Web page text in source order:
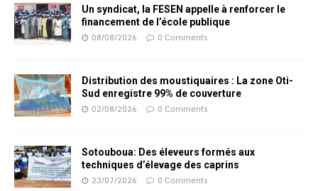
Un syndicat, la FESEN appelle à renforcer le
financement de l’école publique
08/08/2026 0 Comments
Distribution des moustiquaires : La zone Oti-
Sud enregistre 99% de couverture
02/08/2026 0 Comments
Sotouboua: Des éleveurs formés aux
techniques d’élevage des caprins
23/07/2026 0 Comments